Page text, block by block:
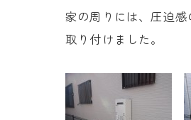
家の周りには、圧迫
取り付けました。